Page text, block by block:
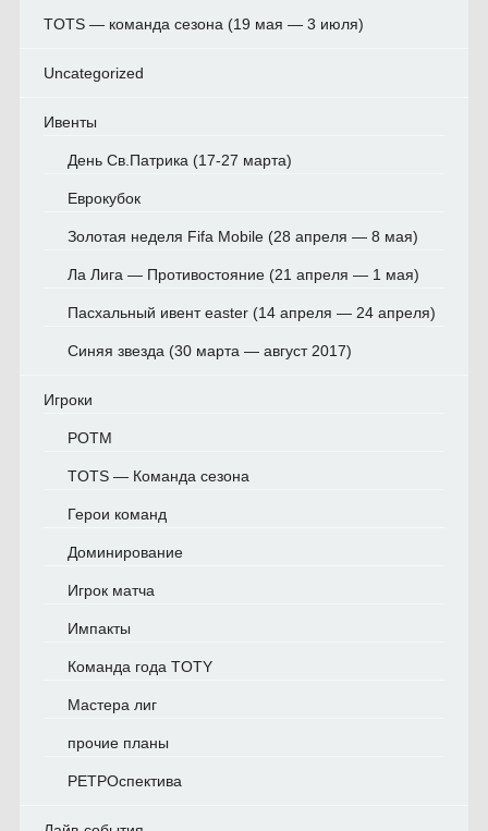
TOTS — команда сезона (19 мая — 3 июля)
Uncategorized
Ивенты
День Св.Патрика (17-27 марта)
Еврокубок
Золотая неделя Fifa Mobile (28 апреля — 8 мая)
Ла Лига — Противостояние (21 апреля — 1 мая)
Пасхальный ивент easter (14 апреля — 24 апреля)
Синяя звезда (30 марта — август 2017)
Игроки
POTM
TOTS — Команда сезона
Герои команд
Доминирование
Игрок матча
Импакты
Команда года TOTY
Мастера лиг
прочие планы
РЕТРОспектива